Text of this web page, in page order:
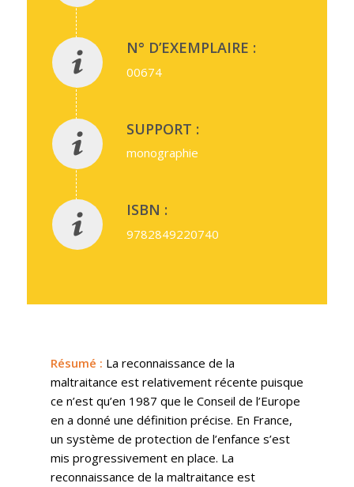
N° D’EXEMPLAIRE :
00674
SUPPORT :
monographie
ISBN :
9782849220740
Résumé : La reconnaissance de la
maltraitance est relativement récente puisque
ce n’est qu’en 1987 que le Conseil de l’Europe
en a donné une définition précise. En France,
un système de protection de l’enfance s’est
mis progressivement en place. La
reconnaissance de la maltraitance est